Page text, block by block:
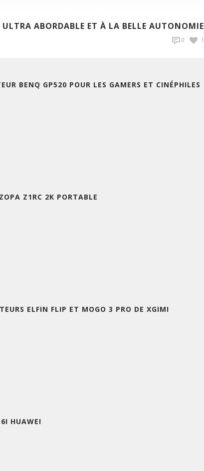
ABORDABLE ET À LA BELLE AUTONOMIE
0 1
BENQ GP520 POUR LES GAMERS ET CINÉPHILES
Z1RC 2K PORTABLE
ELFIN FLIP ET MOGO 3 PRO DE XGIMI
HUAWEI